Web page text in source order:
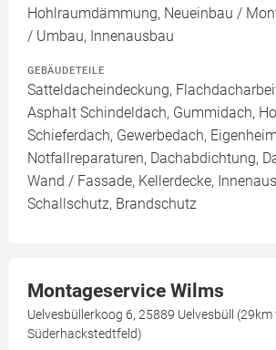
Hohlraumdämmung, Neueinbau /
/ Umbau, Innenausbau
GEBÄUDETEILE
Satteldacheindeckung,
Asphalt Schindeldach, Gummidach,
Schieferdach, Gewerbedach,
Notfallreparaturen, Dachabdichtung,
Wand / Fassade, Kellerdecke,
Schallschutz, Brandschutz
Montageservice Wilms
Uelvesbüllerkoog 6, 25889 Uelvesbüll
Süderhackstedtfeld)